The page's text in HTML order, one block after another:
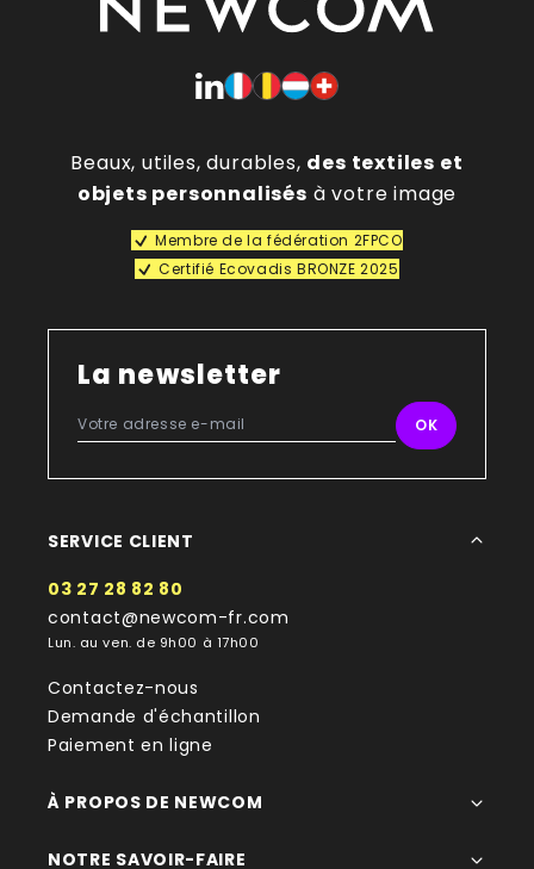
Beaux, utiles, durables, des textiles et
objets personnalisés à votre image
Membre de la fédération 2FPCO
Certifié Ecovadis BRONZE 2025
La newsletter
SERVICE CLIENT
03 27 28 82 80
contact@newcom-fr.com
Lun. au ven. de 9h00 à 17h00
Contactez-nous
Demande d'échantillon
Paiement en ligne
À PROPOS DE NEWCOM
NOTRE SAVOIR-FAIRE